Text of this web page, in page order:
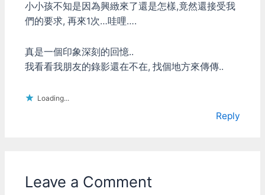
小小孩不知是因為興緻來了還是怎樣,竟然還接受我
們的要求, 再來1次…哇哩….
真是一個印象深刻的回憶..
我看看我朋友的錄影還在不在, 找個地方來傳傳..
Loading...
Reply
Leave a Comment